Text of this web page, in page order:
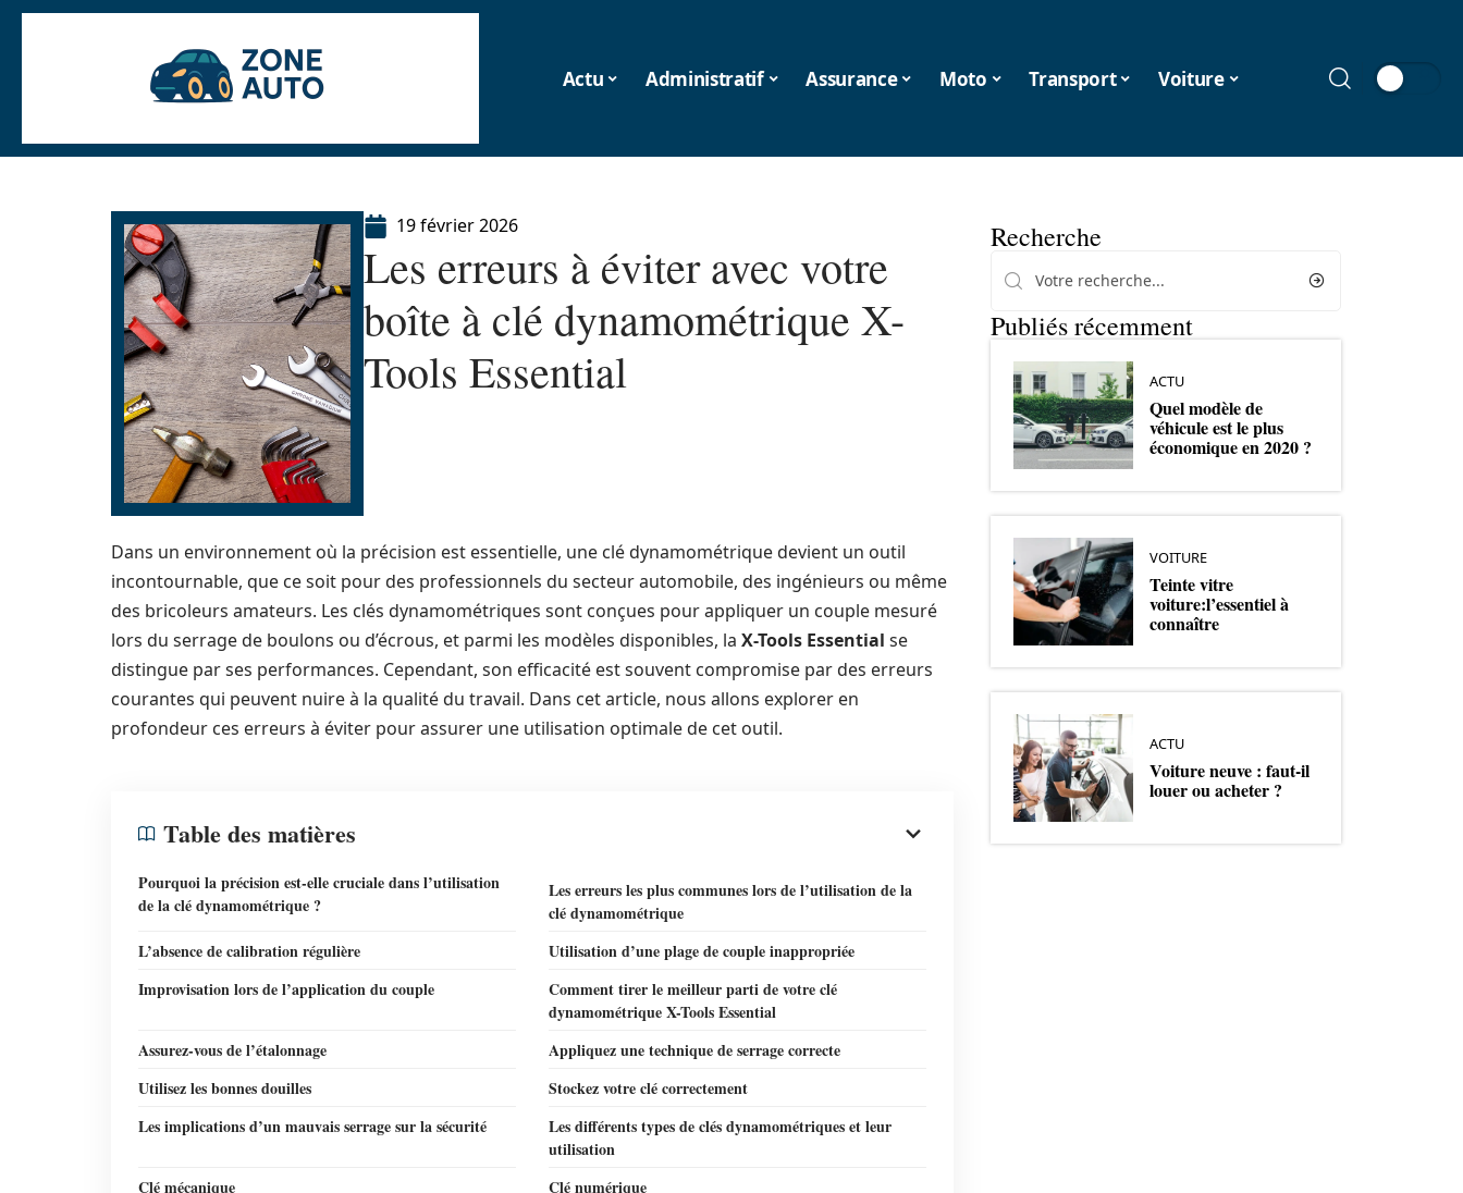
Actu Administratif Assurance Moto Transport Voiture
19 février 2026
Les erreurs à éviter avec votre
boîte à clé dynamométrique X-
Tools Essential
Dans un environnement où la précision est essentielle, une clé dynamométrique devient un outil
incontournable, que ce soit pour des professionnels du secteur automobile, des ingénieurs ou même
des bricoleurs amateurs. Les clés dynamométriques sont conçues pour appliquer un couple mesuré
lors du serrage de boulons ou d’écrous, et parmi les modèles disponibles, la X-Tools Essential se
distingue par ses performances. Cependant, son efficacité est souvent compromise par des erreurs
courantes qui peuvent nuire à la qualité du travail. Dans cet article, nous allons explorer en
profondeur ces erreurs à éviter pour assurer une utilisation optimale de cet outil.
Table des matières
Pourquoi la précision est-elle cruciale dans l’utilisation
de la clé dynamométrique ?
Les erreurs les plus communes lors de l’utilisation de la
clé dynamométrique
L’absence de calibration régulière
Utilisation d’une plage de couple inappropriée
Improvisation lors de l’application du couple
Comment tirer le meilleur parti de votre clé
dynamométrique X-Tools Essential
Assurez-vous de l’étalonnage
Appliquez une technique de serrage correcte
Utilisez les bonnes douilles
Stockez votre clé correctement
Les implications d’un mauvais serrage sur la sécurité
Les différents types de clés dynamométriques et leur
utilisation
Clé mécanique
Clé numérique
Recherche
Publiés récemment
ACTU
Quel modèle de
véhicule est le plus
économique en 2020 ?
VOITURE
Teinte vitre
voiture:l’essentiel à
connaître
ACTU
Voiture neuve : faut-il
louer ou acheter ?